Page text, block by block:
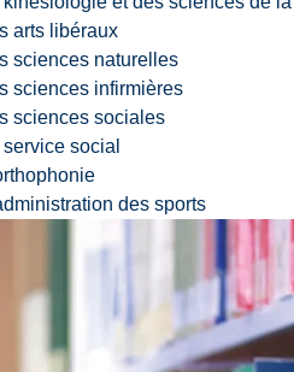
arts libéraux
sciences naturelles
sciences infirmières
sciences sociales
social
des sports